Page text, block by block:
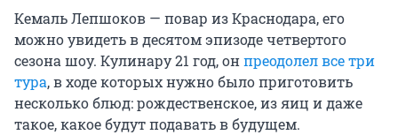
Кемаль Лепшоков — повар из Краснодара, его
можно увидеть в десятом эпизоде четвертого
сезона шоу. Кулинару 21 год, онпреодолел все три
тура, в ходе которых нужно было приготовить
несколько блюд: рождественское, из яиц и даже
такое, какое будут подавать в будущем.